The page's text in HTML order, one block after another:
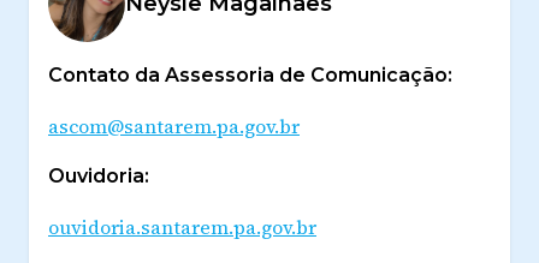
Contato da Assessoria de Comunicação:
ascom@santarem.pa.gov.br
Ouvidoria:
ouvidoria.santarem.pa.gov.br